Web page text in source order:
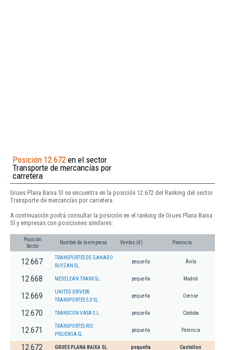
Posición 12.672 en el sector
Transporte de mercancías por
carretera
Grues Plana Baixa Sl se encuentra en la posición 12.672 del Ranking del sector
Transporte de mercancías por carretera.
A continuación podrá consultar la posición en el ranking de Grues Plana Baixa
Sl y empresas con posiciones similares:
Posición
Sector
Nombre de la empresa Ventas (€) Provincia
12.667
TRANSPORTES DE GANADO
RUYZAN SL.
pequeña Ávila
12.668 MEDELEAN TRANS SL. pequeña Madrid
12.669
UNITED DRIVERS
TRANSPORTES 5.0 SL.
pequeña Orense
12.670 TRANSCON VASA S.L. pequeña Córdoba
12.671
TRANSPORTES RIO
PISUERGA SL
pequeña Palencia
12.672 GRUES PLANA BAIXA SL pequeña Castellon